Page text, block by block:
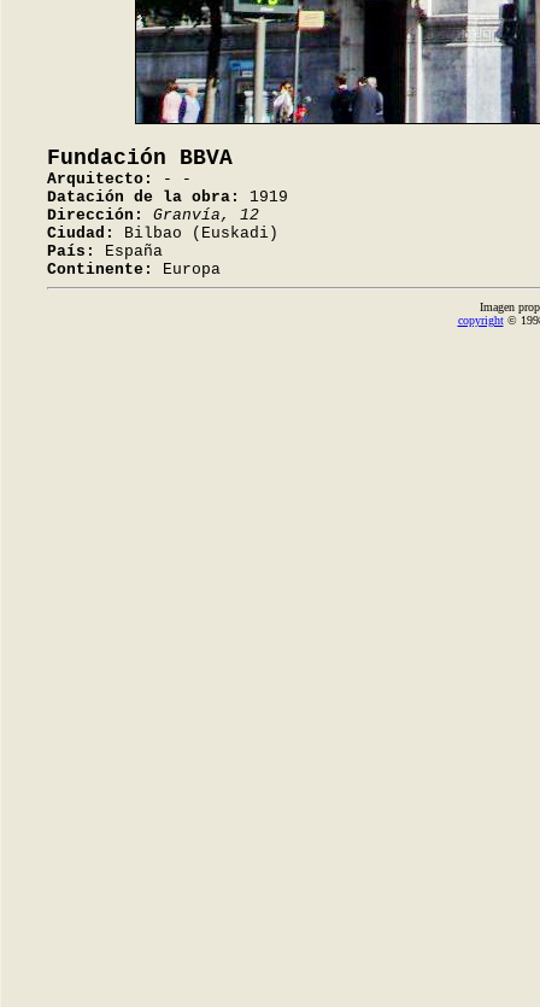
Fundación BBVA
Arquitecto:
- -
Datación de la obra:
1919
Dirección:
Granvía, 12
Ciudad:
Bilbao (Euskadi)
País:
España
Continente:
Europa
Imagen
copyright©